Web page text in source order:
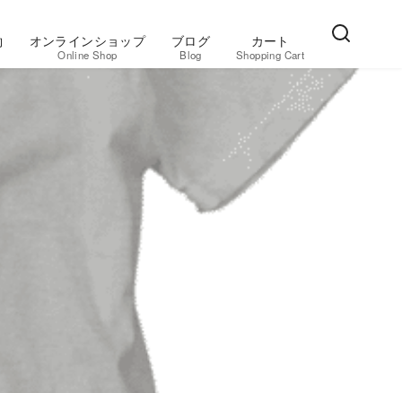
オンラインショップ
Online Shop
ブログ
Blog
カート
Shopping Cart